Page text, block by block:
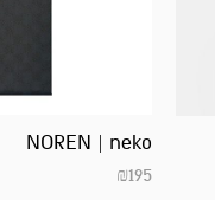
NOREN | neko
₪195